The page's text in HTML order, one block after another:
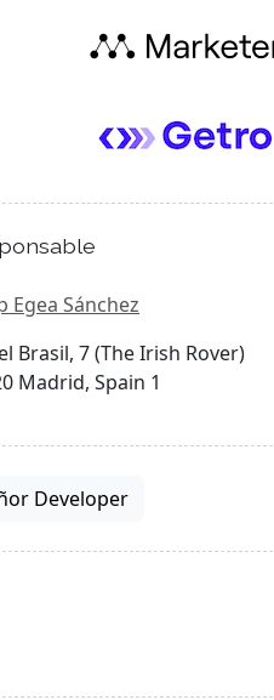
Egea Sánchez
Brasil, 7 (The Irish Rover)
Madrid, Spain 1
Developer